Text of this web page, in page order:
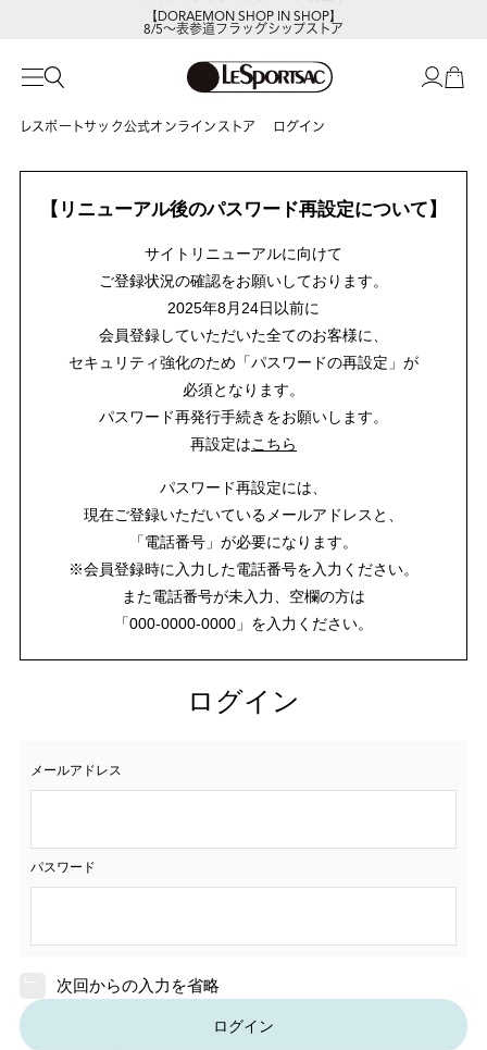
【DORAEMON SHOP IN SHOP】
8/5～表参道フラッグシップストア
レスポートサック公式オンラインストア ログイン
【リニューアル後のパスワード再設定について】
サイトリニューアルに向けて
ご登録状況の確認をお願いしております。
2025年8月24日以前に
会員登録していただいた全てのお客様に、
セキュリティ強化のため「パスワードの再設定」が
必須となります。
パスワード再発行手続きをお願いします。
再設定はこちら
パスワード再設定には、
現在ご登録いただいているメールアドレスと、
「電話番号」が必要になります。
※会員登録時に入力した電話番号を入力ください。
また電話番号が未入力、空欄の方は
「000-0000-0000」を入力ください。
ログイン
メールアドレス
パスワード
次回からの入力を省略
ログイン